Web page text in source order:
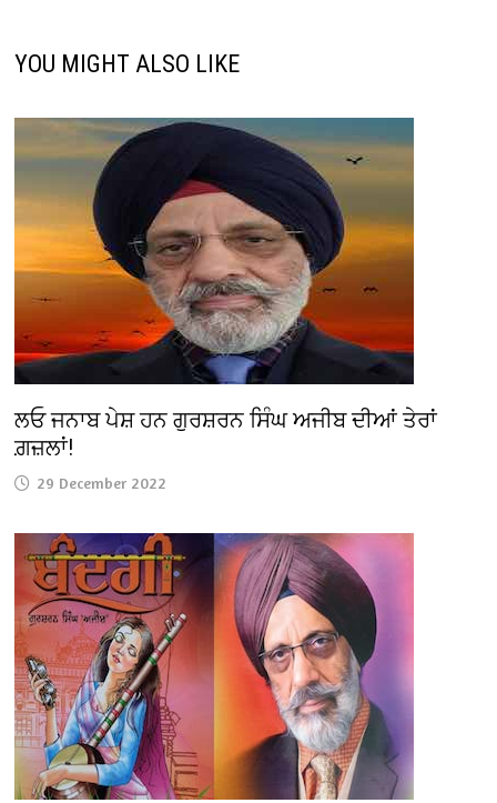
YOU MIGHT ALSO LIKE
ਲਓ ਜਨਾਬ ਪੇਸ਼ ਹਨ ਗੁਰਸ਼ਰਨ ਸਿੰਘ ਅਜੀਬ ਦੀਆਂ ਤੇਰਾਂ
ਗ਼ਜ਼ਲਾਂ!
29 December 2022